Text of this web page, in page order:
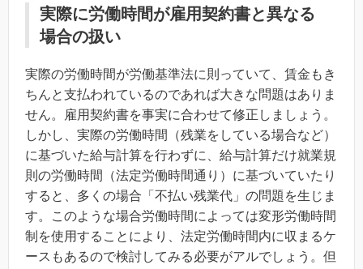
実際に労働時間が雇用契約書と異なる
場合の扱い
実際の労働時間が労働基準法に則っていて、賃金もき
ちんと支払われているのであれば大きな問題はありま
せん。雇用契約書を事実に合わせて修正しましょう。
しかし、実際の労働時間（残業をしている場合など）
に基づいた給与計算を行わずに、給与計算だけ就業規
則の労働時間（法定労働時間通り）に基づいていたり
すると、多くの場合「不払い残業代」の問題を生じま
す。このような場合労働時間によっては変形労働時間
制を使用することにより、法定労働時間内に収まるケ
ースもあるので検討してみる必要がアルでしょう。但